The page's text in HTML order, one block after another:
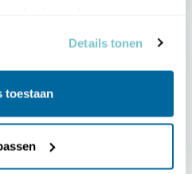
Details tonen
toestaan
voor € 36,00 per jaar
onze leden, met